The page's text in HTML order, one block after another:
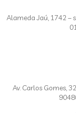
Alameda Jaú, 1742 –
Av. Carlos Gomes,